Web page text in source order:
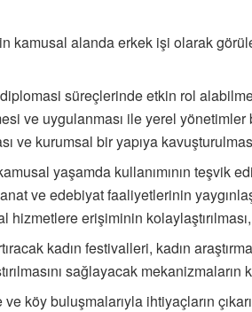
kamusal alanda erkek işi olarak
süreçlerinde etkin rol
ve uygulanması ile yerel
ve kurumsal bir yapıya
yaşamda kullanımının teşvik
ve edebiyat faaliyetlerinin
erişiminin kolaylaştırılması,
kadın festivalleri, kadın
sağlayacak mekanizmaların
köy buluşmalarıyla ihtiyaçların